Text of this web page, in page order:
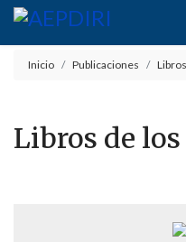
Inicio Publicaciones
Libros de